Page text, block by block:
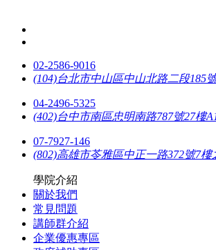
02-2586-9016
(104)台北市中山區中山北路二段185
04-2496-5325
(402)台中市南區忠明南路787號27樓
07-7927-146
(802)高雄市苓雅區中正一路372號7樓
學院介紹
關於我們
常見問題
講師群介紹
企業優惠專區